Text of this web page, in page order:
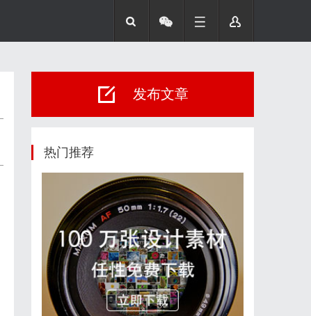
发布文章
热门推荐